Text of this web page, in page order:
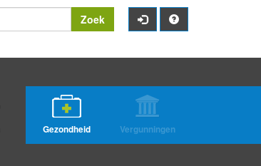
Zoek
Gezondheid Vergunningen